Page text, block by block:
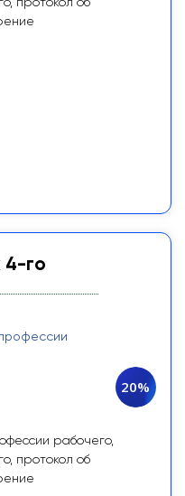
протокол об
4-го
рабочего,
протокол об
20%